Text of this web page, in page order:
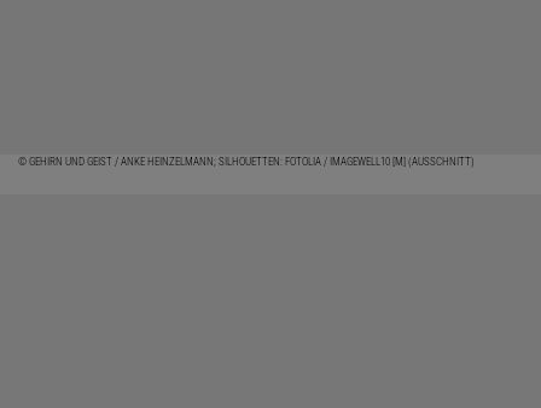
© GEHIRN UND GEIST / ANKE HEINZELMANN; SILHOUETTEN: FOTOLIA / IMAGEWELL10 [M] (AUSSCHNITT)